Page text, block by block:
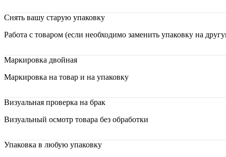
Снять вашу старую упаковку
Работа с товаром (если необходимо заменить упаковку на
Маркировка двойная
Маркировка на товар и на упаковку
Визуальная проверка на брак
Визуальный осмотр товара без обработки
Упаковка в любую упаковку